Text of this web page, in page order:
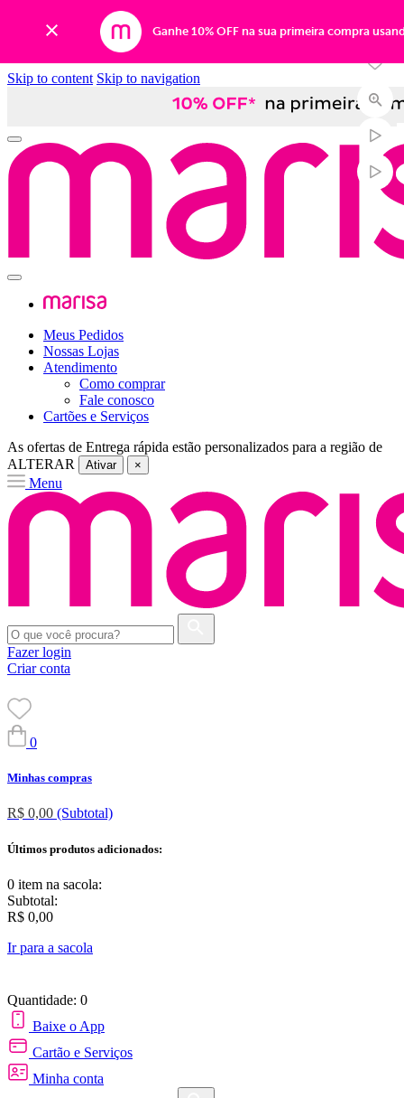
Ganhe 10% OFF na sua primeira compra
Skip to content Skip to navigation
Meus Pedidos
Nossas Lojas
Atendimento
Como comprar
Fale conosco
Cartões e Serviços
As ofertas de Entrega rápida estão personalizados para a região de
ALTERAR
Ativar ×
Menu
Fazer login
Criar conta
0
Minhas compras
R$ 0,00 (Subtotal)
Últimos produtos adicionados:
0 item na sacola:
Subtotal:
R$ 0,00
Ir para a sacola
Quantidade: 0
Baixe o App
Cartão e Serviços
Minha conta